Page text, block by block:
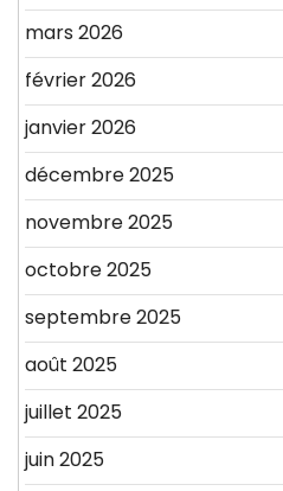
mars 2026
février 2026
janvier 2026
décembre 2025
novembre 2025
octobre 2025
septembre 2025
août 2025
juillet 2025
juin 2025